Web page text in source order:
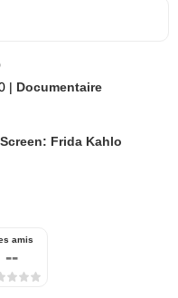
| Documentaire
Frida Kahlo
amis
--